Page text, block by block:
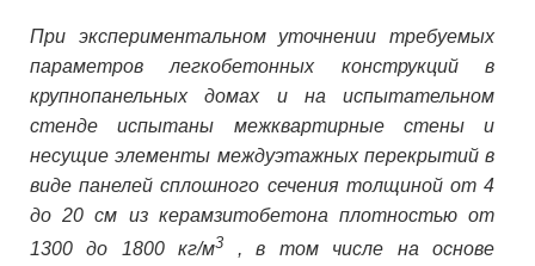
При экспериментальном уточнении требуемых
параметров легкобетонных конструкций в
крупнопанельных домах и на испытательном
стенде испытаны межквартирные стены и
несущие элементы междуэтажных перекрытий в
виде панелей сплошного сечения толщиной от 4
до 20 см из керамзитобетона плотностью от
1300 до 1800 кг/м3 , в том числе на основе